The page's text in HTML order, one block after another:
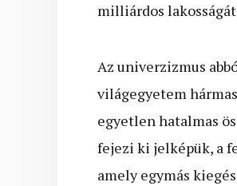
milliárdos
Az univerzizmus
világegyetem
egyetlen hatalmas
fejezi ki jelképük, a
amely egymás